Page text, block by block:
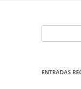
ENTRADAS